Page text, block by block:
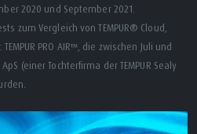
2020 und September 2021.
zum Vergleich von TEMPUR® Cloud,
PRO AIR™, die zwischen Juli und
(einer Tochterfirma der TEMPUR Sealy